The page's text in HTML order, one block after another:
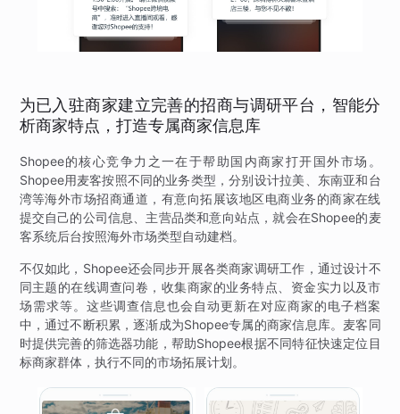
为已入驻商家建立完善的招商与调研平台，智能分
析商家特点，打造专属商家信息库
Shopee的核心竞争力之一在于帮助国内商家打开国外市场。
Shopee用麦客按照不同的业务类型，分别设计拉美、东南亚和台
湾等海外市场招商通道，有意向拓展该地区电商业务的商家在线
提交自己的公司信息、主营品类和意向站点，就会在Shopee的麦
客系统后台按照海外市场类型自动建档。
不仅如此，Shopee还会同步开展各类商家调研工作，通过设计不
同主题的在线调查问卷，收集商家的业务特点、资金实力以及市
场需求等。这些调查信息也会自动更新在对应商家的电子档案
中，通过不断积累，逐渐成为Shopee专属的商家信息库。麦客同
时提供完善的筛选器功能，帮助Shopee根据不同特征快速定位目
标商家群体，执行不同的市场拓展计划。